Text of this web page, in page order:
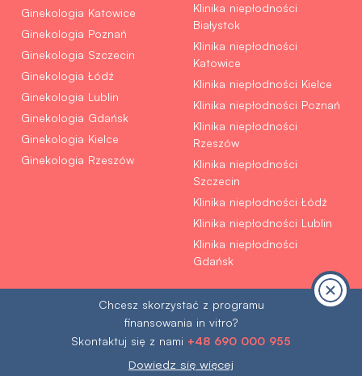
Ginekologia Katowice
Ginekologia Poznań
Ginekologia Szczecin
Ginekologia Łódź
Ginekologia Lublin
Ginekologia Gdańsk
Ginekologia Kielce
Ginekologia Rzeszów
Klinika niepłodności
Białystok
Klinika niepłodności
Katowice
Klinika niepłodności Kielce
Klinika niepłodności Poznań
Klinika niepłodności
Rzeszów
Klinika niepłodności
Szczecin
Klinika niepłodności Łódź
Klinika niepłodności Lublin
Klinika niepłodności
Gdańsk
Polityka prywatność
RODO
Chcesz skorzystać z programu
finansowania in vitro?
Skontaktuj się z nami +48 690 000 955
Dowiedz się więcej